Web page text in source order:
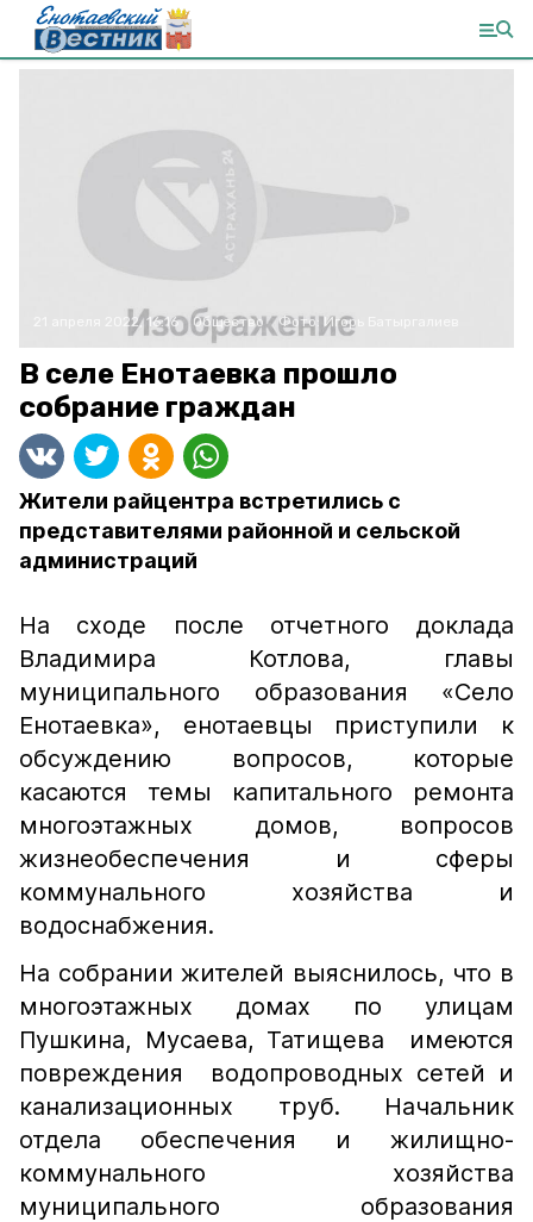
21 апреля 2022, 16:16 Общество Фото:Игорь Батыргалиев
В селе Енотаевка прошло
собрание граждан
Жители райцентра встретились с
представителями районной и сельской
администраций
На сходе после отчетного доклада
Владимира Котлова, главы
муниципального образования «Село
Енотаевка», енотаевцы приступили к
обсуждению вопросов, которые
касаются темы капитального ремонта
многоэтажных домов, вопросов
жизнеобеспечения и сферы
коммунального хозяйства и
водоснабжения.
На собрании жителей выяснилось, что в
многоэтажных домах по улицам
Пушкина, Мусаева, Татищева имеются
повреждения водопроводных сетей и
канализационных труб. Начальник
отдела обеспечения и жилищно-
коммунального хозяйства
муниципального образования